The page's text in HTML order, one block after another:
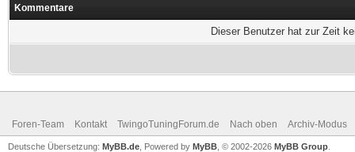
Kommentare
Dieser Benutzer hat zur Zeit
Foren-Team Kontakt TwingoTuningForum.de Nach oben Archiv-Modus
Deutsche Übersetzung: MyBB.de , Powered by MyBB , © 2002-2026 MyBB Group